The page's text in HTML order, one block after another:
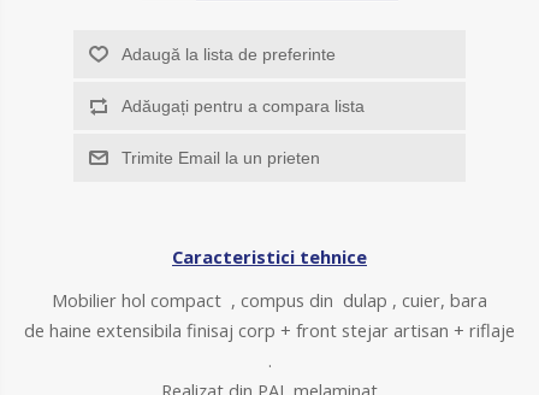
Adaugă la lista de preferinte
Adăugați pentru a compara lista
Trimite Email la un prieten
Caracteristici tehnice
Mobilier hol compact , compus din dulap , cuier, bara
de haine extensibila finisaj corp + front stejar artisan + riflaje
.